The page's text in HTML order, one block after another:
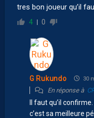
tres bon joueur qu’il
4 0
G Rukundo 30
En réponse à
Il faut qu’il
c’est sa meilleure